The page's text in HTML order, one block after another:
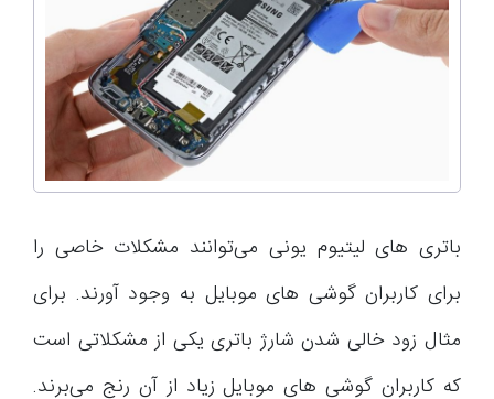
باتری های لیتیوم یونی می‌توانند مشکلات خاصی را
برای کاربران گوشی های موبایل به وجود آورند. برای
مثال زود خالی شدن شارژ باتری یکی از مشکلاتی است
که کاربران گوشی های موبایل زیاد از آن رنج می‌برند.